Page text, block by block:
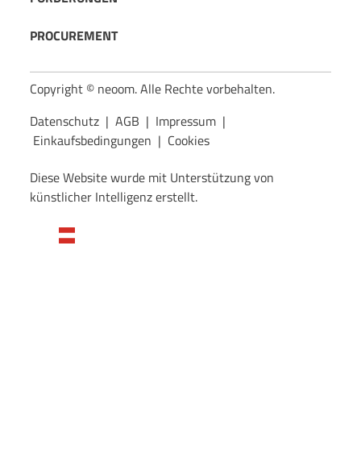
PROCUREMENT
Copyright © neoom. Alle Rechte vorbehalten.
Datenschutz| AGB | Impressum|
Einkaufsbedingungen | Cookies
Diese Website wurde mit Unterstützung von
künstlicher Intelligenz erstellt.